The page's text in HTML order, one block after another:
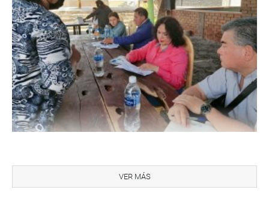
interceder para la inclusión de Huaca Rajada en el circuito
turístico que promueve el Plan Nacional Copesco”, dijo la
VER MÁS